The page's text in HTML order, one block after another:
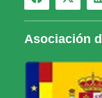
Asociación